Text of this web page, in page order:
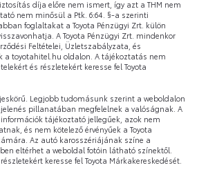
díja előre nem ismert, így azt a THM nem
nem minősül a Ptk. 6:64. §-a szerinti
foglaltakat a Toyota Pénzügyi Zrt. külön
A Toyota Pénzügyi Zrt. mindenkor
Feltételei, Üzletszabályzata, és
a toyotahitel.hu oldalon. A tájékoztatás nem
és részletekért keresse fel Toyota
Legjobb tudomásunk szerint a weboldalon
pillanatában megfelelnek a valóságnak. A
tájékoztató jellegűek, azok nem
és nem kötelező érvényűek a Toyota
Az autó karosszériájának színe a
eltérhet a weboldal fotóin látható színektől.
keresse fel Toyota Márkakereskedését.